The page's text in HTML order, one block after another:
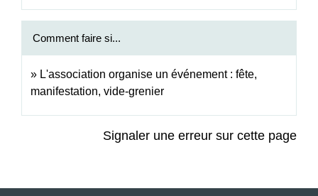
Comment faire si...
L'association organise un événement : fête,
manifestation, vide-grenier
Signaler une erreur sur cette page